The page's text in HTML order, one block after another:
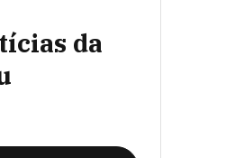
da